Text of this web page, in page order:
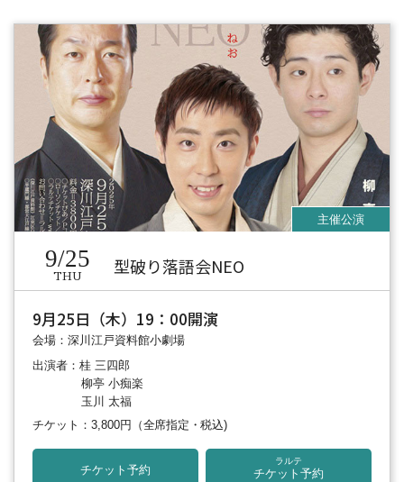
9/25
THU 型破り落語会NEO
9月25日（木）19：00開演
会場：深川江戸資料館小劇場
出演者：桂 三四郎
柳亭 小痴楽
玉川 太福
チケット：3,800円
（全席指定・税込)
チケット予約
ラルテ
チケット予約